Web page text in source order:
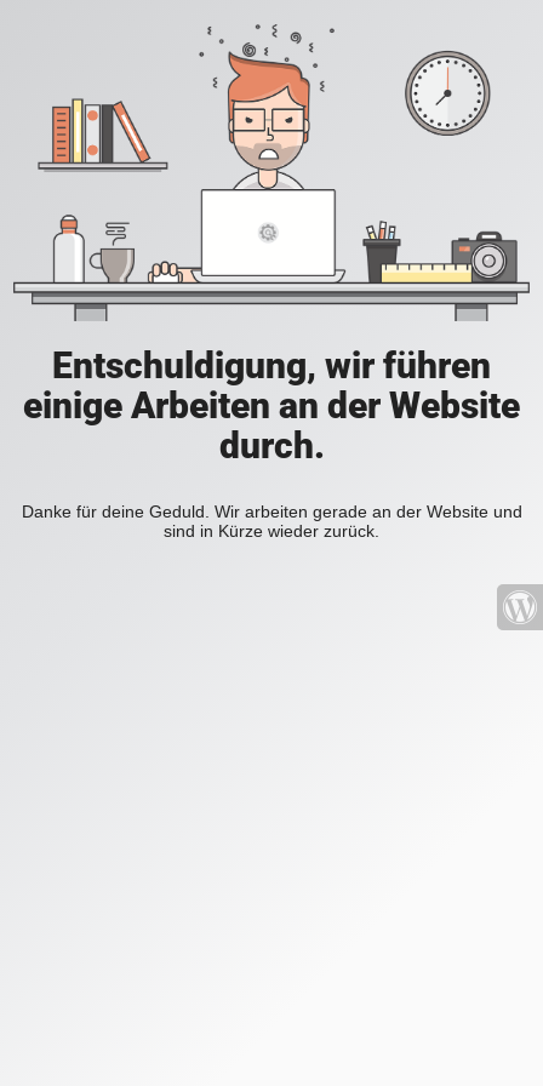
Entschuldigung, wir führen
einige Arbeiten an der Website
durch.
Danke für deine Geduld. Wir arbeiten gerade an der Website und
sind in Kürze wieder zurück.